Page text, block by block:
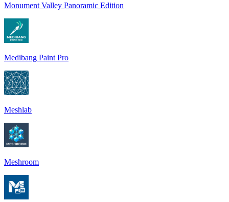
Monument Valley Panoramic Edition
Medibang Paint Pro
Meshlab
Meshroom